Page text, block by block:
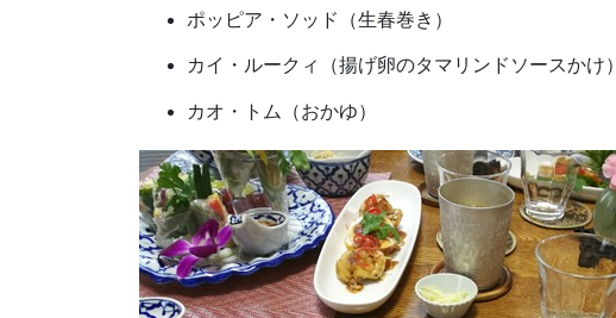
ポッピア・ソッド（生春巻き）
カイ・ルークィ（揚げ卵のタマリンドソースかけ）
カオ・トム（おかゆ）